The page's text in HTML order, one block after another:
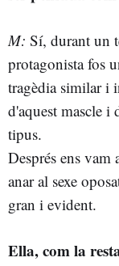
M: Sí, durant un
protagonista fos
tragèdia similar i
d'aquest mascle i
tipus.
Després ens vam
anar al sexe
gran i evident.
Ella, com la